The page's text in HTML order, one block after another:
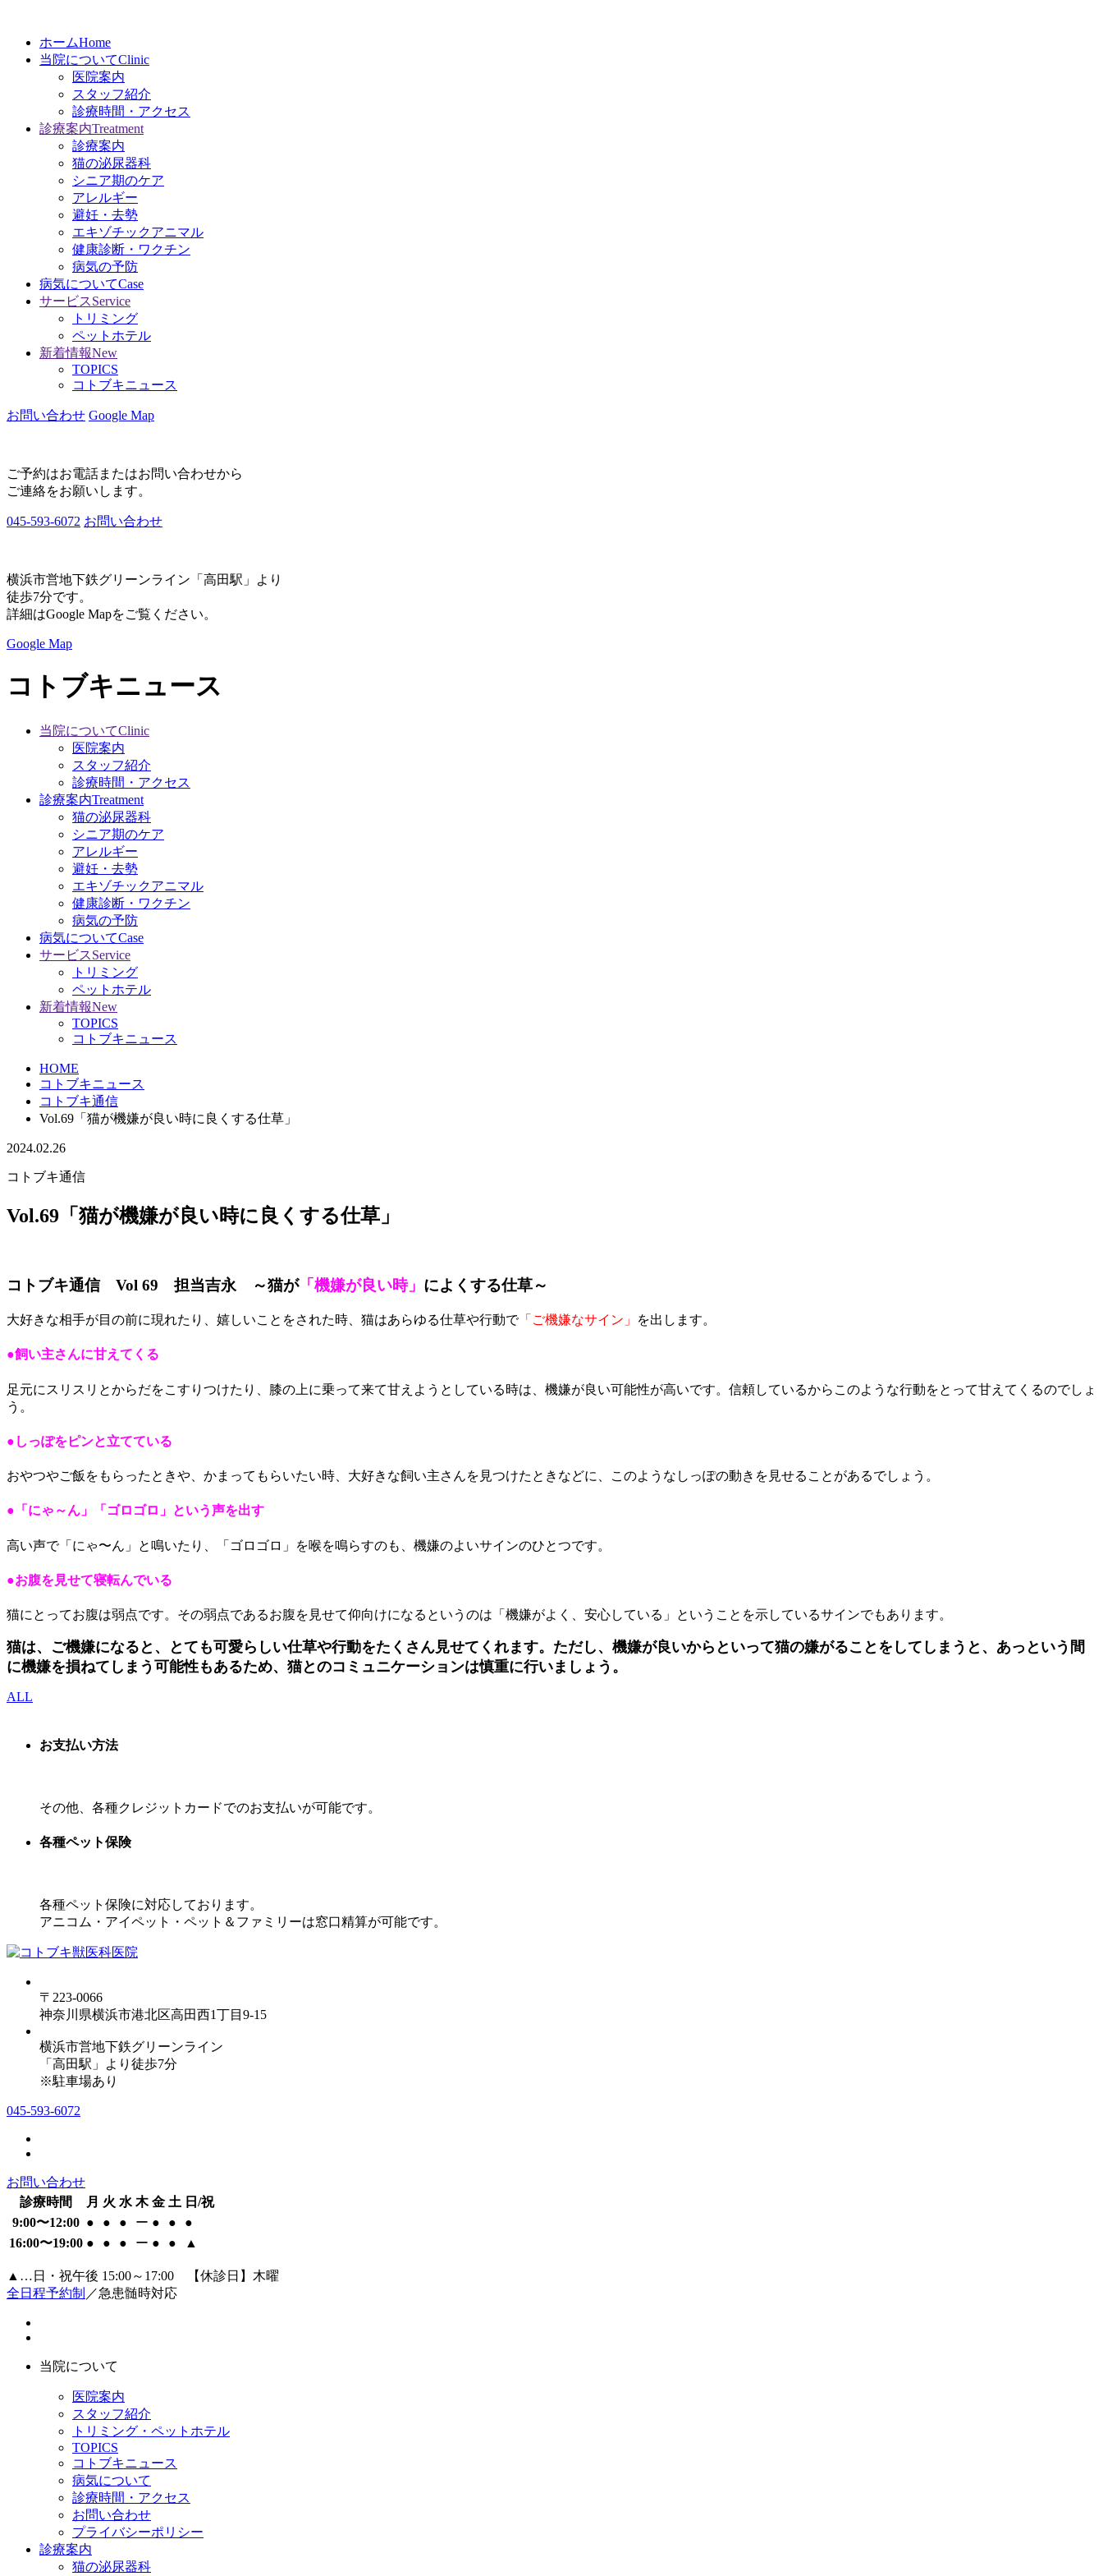
ホームHome
当院についてClinic
医院案内
スタッフ紹介
診療時間・アクセス
診療案内Treatment
診療案内
猫の泌尿器科
シニア期のケア
アレルギー
避妊・去勢
エキゾチックアニマル
健康診断・ワクチン
病気の予防
病気についてCase
サービスService
トリミング
ペットホテル
新着情報New
TOPICS
コトブキニュース
お問い合わせ Google Map
ご予約はお電話またはお問い合わせから
ご連絡をお願いします。
045-593-6072 お問い合わせ
横浜市営地下鉄グリーンライン「高田駅」より
徒歩7分です。
詳細はGoogle Mapをご覧ください。
Google Map
コトブキニュース
当院についてClinic
医院案内
スタッフ紹介
診療時間・アクセス
診療案内Treatment
猫の泌尿器科
シニア期のケア
アレルギー
避妊・去勢
エキゾチックアニマル
健康診断・ワクチン
病気の予防
病気についてCase
サービスService
トリミング
ペットホテル
新着情報New
TOPICS
コトブキニュース
HOME
コトブキニュース
コトブキ通信
Vol.69「猫が機嫌が良い時に良くする仕草」
2024.02.26
コトブキ通信
Vol.69「猫が機嫌が良い時に良くする仕草」
コトブキ通信 Vol 69 担当吉永 ～猫が「機嫌が良い時」 によくする仕草～
大好きな相手が目の前に現れたり、嬉しいことをされた時、猫はあらゆる仕草や行動で「ご機嫌なサイン」 を出します。
●飼い主さんに甘えてくる
足元にスリスリとからだをこすりつけたり、膝の上に乗って来て甘えようとしている時は、機嫌が良い可能性が高いです。信頼しているからこのような行動をとって甘えてくるのでしょ
う。
●しっぽをピンと立てている
おやつやご飯をもらったときや、かまってもらいたい時、大好きな飼い主さんを見つけたときなどに、このようなしっぽの動きを見せることがあるでしょう。
●「にゃ～ん」「ゴロゴロ」という声を出す
高い声で「にゃ〜ん」と鳴いたり、「ゴロゴロ」を喉を鳴らすのも、機嫌のよいサインのひとつです。
●お腹を見せて寝転んでいる
猫にとってお腹は弱点です。その弱点であるお腹を見せて仰向けになるというのは「機嫌がよく、安心している」ということを示しているサインでもあります。
猫は、ご機嫌になると、とても可愛らしい仕草や行動をたくさん見せてくれます。ただし、機嫌が良いからといって猫の嫌がることをしてしまうと、あっという間
に機嫌を損ねてしまう可能性もあるため、猫とのコミュニケーションは慎重に行いましょう。
ALL
お支払い方法
その他、各種クレジットカードでのお支払いが可能です。
各種ペット保険
各種ペット保険に対応しております。
アニコム・アイペット・ペット＆ファミリーは窓口精算が可能です。
〒223-0066
神奈川県横浜市港北区高田西1丁目9-15
横浜市営地下鉄グリーンライン
「高田駅」より徒歩7分
※駐車場あり
045-593-6072
お問い合わせ
診療時間
月 火 水 木 金 土 日/祝
9:00〜12:00 ● ● ● ー ● ●
●
16:00〜19:00 ● ● ● ー ● ● ▲
▲…日・祝午後 15:00～17:00 【休診日】木曜
全日程予約制 ／急患髄時対応
当院について
医院案内
スタッフ紹介
トリミング・ペットホテル
TOPICS
コトブキニュース
病気について
診療時間・アクセス
お問い合わせ
プライバシーポリシー
診療案内
猫の泌尿器科